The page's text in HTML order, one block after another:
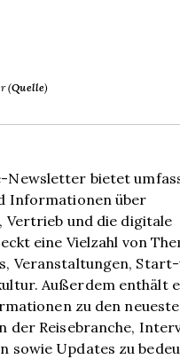
(Quelle)
Newsletter bietet
Informationen über
Vertrieb und die digitale
eine Vielzahl von
Veranstaltungen,
Außerdem enthält
zu den
der Reisebranche,
sowie Updates zu